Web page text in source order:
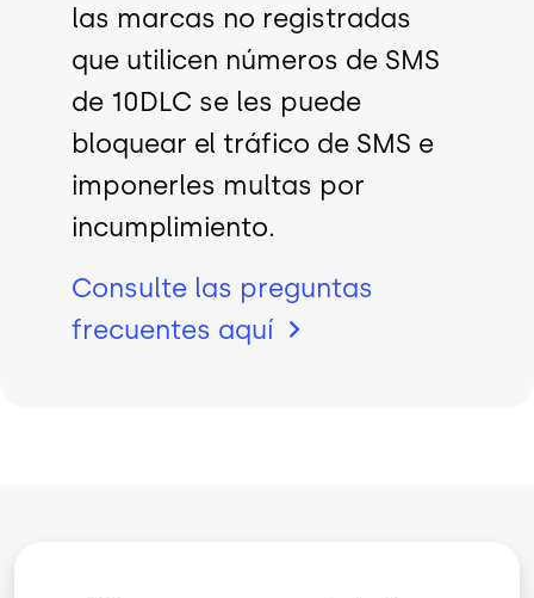
las marcas no registradas
que utilicen números de SMS
de 10DLC se les puede
bloquear el tráfico de SMS e
imponerles multas por
incumplimiento.
Consulte las preguntas
frecuentes aquí